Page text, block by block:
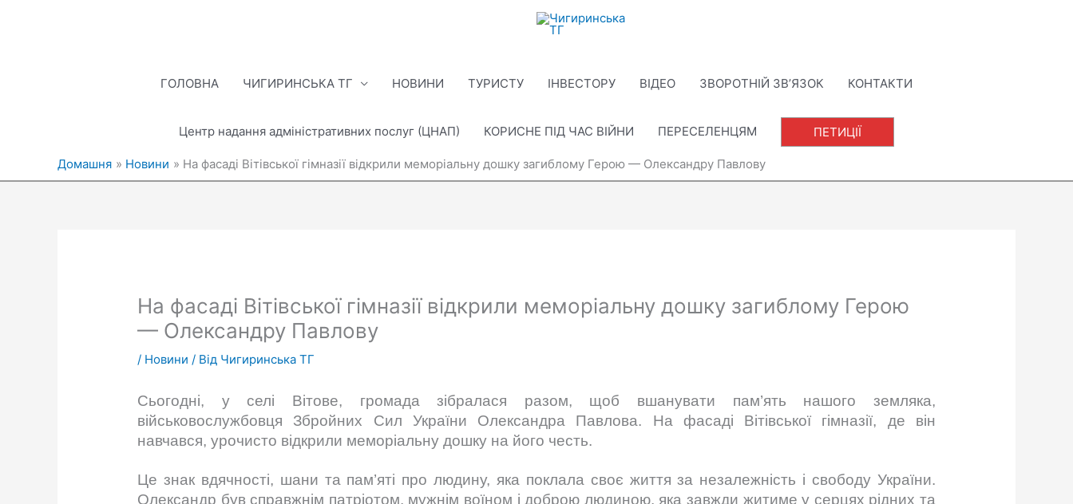
ГОЛОВНА ЧИГИРИНСЬКА ТГ НОВИНИ ТУРИСТУ ІНВЕСТОРУ ВІДЕО ЗВОРОТНІЙ ЗВ’ЯЗОК КОНТАКТИ
Центр надання адміністративних послуг (ЦНАП) КОРИСНЕ ПІД ЧАС ВІЙНИ ПЕРЕСЕЛЕНЦЯМ ПЕТИЦІЇ
Домашня Новини На фасаді Вітівської гімназії відкрили меморіальну дошку загиблому Герою — Олександру Павлову
На фасаді Вітівської гімназії відкрили меморіальну дошку загиблому Герою
— Олександру Павлову
/ Новини / Від Чигиринська ТГ
Сьогодні, у селі Вітове, громада зібралася разом, щоб вшанувати пам’ять нашого земляка,
військовослужбовця Збройних Сил України Олександра Павлова. На фасаді Вітівської гімназії, де він
навчався, урочисто відкрили меморіальну дошку на його честь.
Це знак вдячності, шани та пам’яті про людину, яка поклала своє життя за незалежність і свободу України.
Олександр був справжнім патріотом, мужнім воїном і доброю людиною, яка завжди житиме у серцях рідних та